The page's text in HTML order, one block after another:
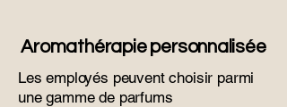
Aromathérapie personnalisée
Les employés peuvent choisir parmi
une gamme de parfums